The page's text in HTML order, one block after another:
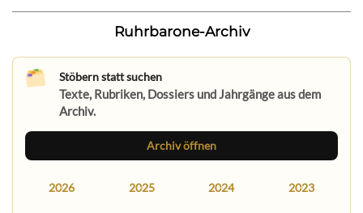
Ruhrbarone-Archiv
Stöbern statt suchen
Texte, Rubriken, Dossiers und Jahrgänge aus dem
Archiv.
Archiv öffnen
2026 2025 2024 2023